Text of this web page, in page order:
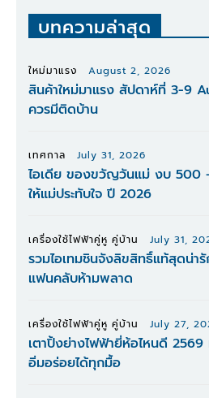
บทความล่าสุด
ใหม่มาแรง August 2, 2026
สินค้าใหม่มาแรง สัปดาห์ที่ 3-9
ควรมีติดบ้าน
เทศกาล July 31, 2026
ไอเดีย ของขวัญวันแม่ งบ 500
ให้แม่ประทับใจ ปี 2026
เครื่องใช้ไฟฟ้าคู่หู คู่บ้าน July 31,
รวมไอเทมชินจังลิขสิทธิ์แท้สุดน่า
แฟนคลับห้ามพลาด
เครื่องใช้ไฟฟ้าคู่หู คู่บ้าน July 27,
เตาปิ้งย่างไฟฟ้ายี่ห้อไหนดี 2569
อิ่มอร่อยได้ทุกมื้อ